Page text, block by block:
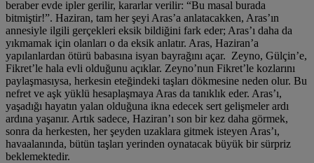
beraber evde ipler gerilir, kararlar verilir: “Bu masal burada
bitmiştir!”. Haziran, tam her şeyi Aras’a anlatacakken, Aras’ın
annesiyle ilgili gerçekleri eksik bildiğini fark eder; Aras’ı daha da
yıkmamak için olanları o da eksik anlatır. Aras, Haziran’a
yapılanlardan ötürü babasına isyan bayrağını açar. Zeyno, Gülçin’e,
Fikret’le hala evli olduğunu açıklar. Zeyno’nun Fikret’le kozlarını
paylaşmasıysa, herkesin eteğindeki taşları dökmesine neden olur. Bu
nefret ve aşk yüklü hesaplaşmaya Aras da tanıklık eder. Aras’ı,
yaşadığı hayatın yalan olduğuna ikna edecek sert gelişmeler ardı
ardına yaşanır. Artık sadece, Haziran’ı son bir kez daha görmek,
sonra da herkesten, her şeyden uzaklara gitmek isteyen Aras’ı,
havaalanında, bütün taşları yerinden oynatacak büyük bir sürpriz
beklemektedir.